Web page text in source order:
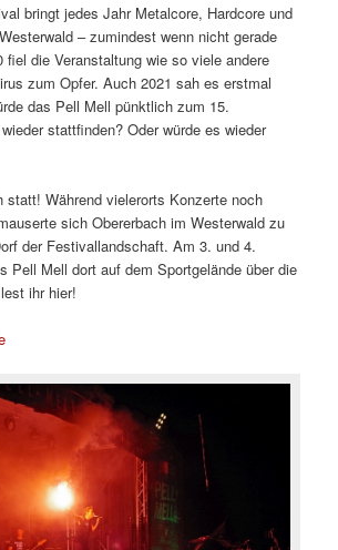
bringt jedes Jahr Metalcore, Hardcore und
– zumindest wenn nicht gerade
fiel die Veranstaltung wie so viele andere
zum Opfer. Auch 2021 sah es erstmal
das Pell Mell pünktlich zum 15.
stattfinden? Oder würde es wieder
statt! Während vielerorts Konzerte noch
sich Obererbach im Westerwald zu
der Festivallandschaft. Am 3. und 4.
Pell Mell dort auf dem Sportgelände über die
ihr hier!